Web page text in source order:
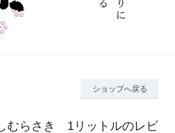
ショップへ戻る
むらさき 1リットルのレビ